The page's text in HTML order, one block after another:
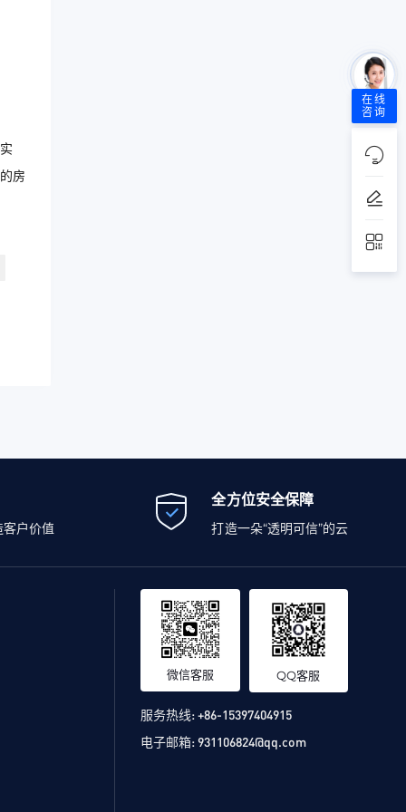
房
户价值
全方位安全保障
打造一朵“透明可信”的云
微信客服 QQ客服
服务热线:+86-15397404915
电子邮箱:931106824@qq.com
在线
咨询